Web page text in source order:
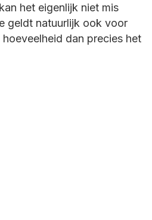
het eigenlijk niet mis
geldt natuurlijk ook voor
dan precies het